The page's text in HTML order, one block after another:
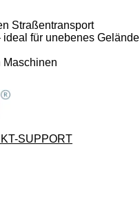
Straßentransport
für unebenes Gelände
Maschinen
SUPPORT